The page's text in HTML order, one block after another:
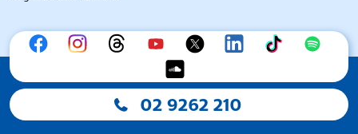
02 9262 210